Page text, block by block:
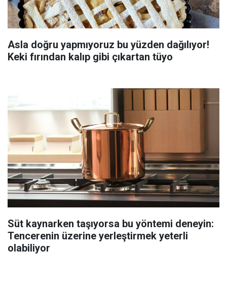
Asla doğru yapmıyoruz bu yüzden dağılıyor!
Keki fırından kalıp gibi çıkartan tüyo
Süt kaynarken taşıyorsa bu yöntemi deneyin:
Tencerenin üzerine yerleştirmek yeterli
olabiliyor